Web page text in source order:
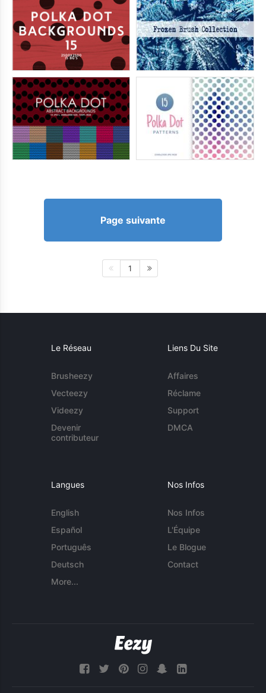
Page suivante
1
Le Réseau
Brusheezy
Vecteezy
Videezy
Devenir
contributeur
Liens Du Site
Affaires
Réclame
Support
DMCA
Langues
English
Español
Português
Deutsch
More...
Nos Infos
Nos Infos
L'Équipe
Le Blogue
Contact